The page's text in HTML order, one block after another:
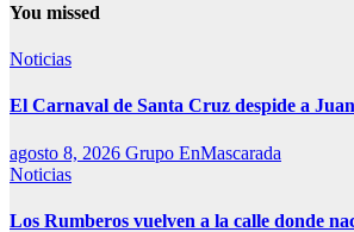
You missed
Noticias
El Carnaval de Santa Cruz despide a
agosto 8, 2026 Grupo EnMascarada
Noticias
Los Rumberos vuelven a la calle donde